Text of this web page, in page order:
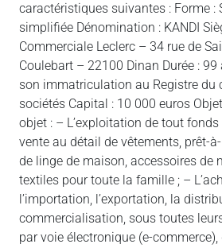
caractéristiques suivantes : Forme :
simplifiée Dénomination : KANDI
Commerciale Leclerc – 34 rue de
Coulebart – 22100 Dinan Durée :
son immatriculation au Registre du
sociétés Capital : 10 000 euros
objet : – L’exploitation de tout
vente au détail de vêtements, prêt-
de linge de maison, accessoires de
textiles pour toute la famille ; –
l’importation, l’exportation, la
commercialisation, sous toutes
par voie électronique (e-